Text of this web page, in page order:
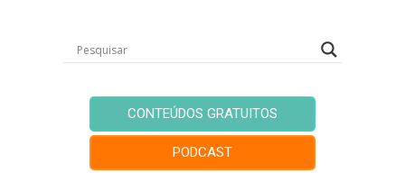
CONTEÚDOS GRATUITOS
PODCAST